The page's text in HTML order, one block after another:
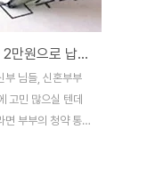
악화, 부린이, 갭투
전세 사기 = 깡통 전
발하는 경우입니
하지 못하거나, 매
가격을 너무 높게
신혼부부 주택청약 2만원으로 납입하세요
부 님들, 신혼부부
고민 많으실 텐데
면 부부의 청약 통